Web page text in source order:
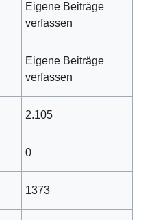
Eigene Beiträge
verfassen
Eigene Beiträge
verfassen
2.105
0
1373